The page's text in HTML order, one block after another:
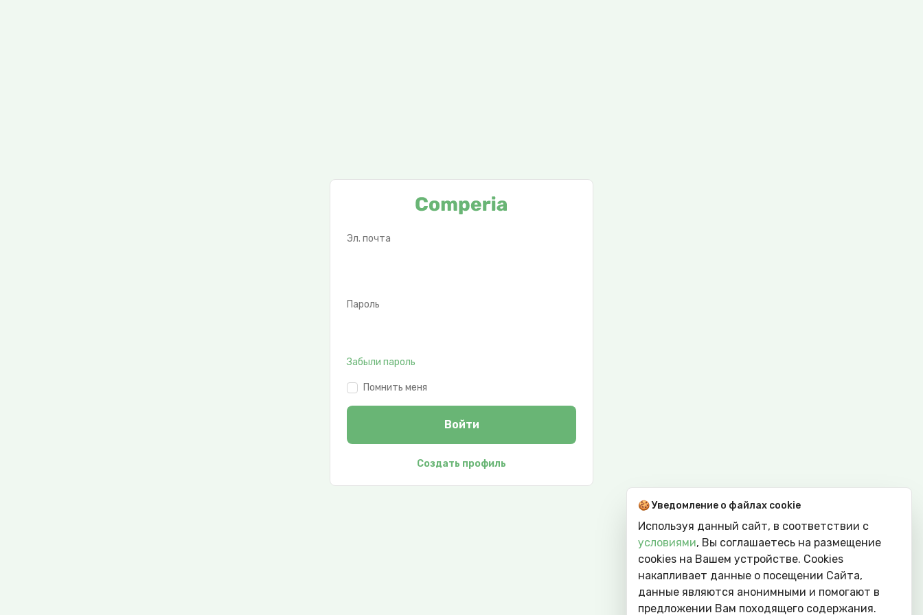
Эл. почта
Пароль
Забыли пароль
Помнить меня
Войти
Создать профиль
🍪 Уведомление о файлах cookie
Используя данный сайт, в соответствии с
условиями, Вы соглашаетесь на размещение
cookies на Вашем устройстве. Сookies
накапливает данные о посещении Сайта,
данные являются анонимными и помогают в
предложении Вам походящего содержания.